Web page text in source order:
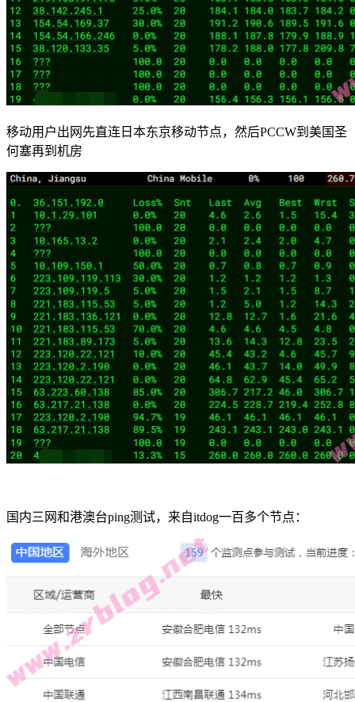
移动用户出网先直连日本东京移动节点，然后PCCW到美国圣
何塞再到机房
国内三网和港澳台ping测试，来自itdog一百多个节点：